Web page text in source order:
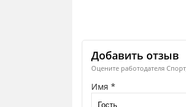
Добавить отзыв
Оцените работодателя
Имя *